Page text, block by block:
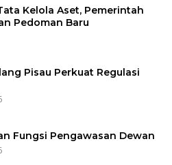
Kelola Aset, Pemerintah
Pedoman Baru
Pisau Perkuat Regulasi
Fungsi Pengawasan Dewan